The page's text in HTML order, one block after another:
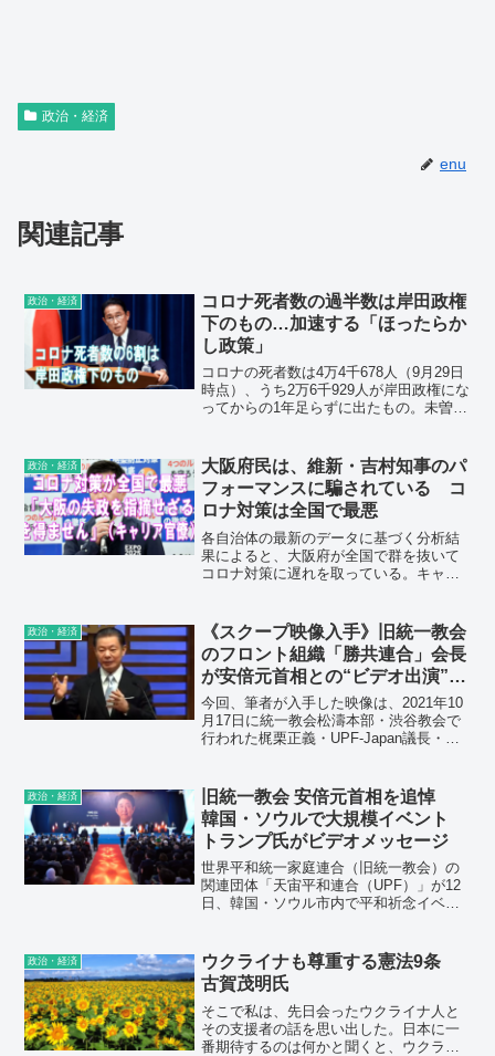
政治・経済
enu
関連記事
政治・経済
コロナ死者数の過半数は岸田政権
下のもの…加速する「ほったらか
し政策」
コロナの死者数は4万4千678人（9月29日
時点）、うち2万6千929人が岸田政権にな
ってからの1年足らずに出たもの。未曽有
を許してはならない。
政治・経済
大阪府民は、維新・吉村知事のパ
フォーマンスに騙されている コ
ロナ対策は全国で最悪
各自治体の最新のデータに基づく分析結
果によると、大阪府が全国で群を抜いて
コロナ対策に遅れを取っている。キャリ
邸で配布されました。この資料のなかで
は、重症者数は1月1日～1月30日までの累
計で大阪が5216に対し、東京が244人
（都の基準による）、死者数は大阪が東
京の2倍と突出して多いのです。米軍基地
の存在といった明確な事情がある沖縄や
広島などはともかく、同じ大都市である
東京と大阪でここまで有意な違いが出て
を得ません。」と解説する。
政治・経済
《スクープ映像入手》旧統一教会
のフロント組織「勝共連合」会長
が安倍元首相との“ビデオ出演”交
渉の裏話を激白
今回、筆者が入手した映像は、2021年10
月17日に統一教会松濤本部・渋谷教会で
行われた梶栗正義・UPF-Japan議長・国
像の中で梶栗氏は、ひと月前の9月12日に
韓国で開かれた「希望前進大会」に安倍
氏がビデオ登壇した裏側を明かしてい
た。
政治・経済
旧統一教会 安倍元首相を追悼
韓国・ソウルで大規模イベント
トランプ氏がビデオメッセージ
世界平和統一家庭連合（旧統一教会）の
関連団体「天宙平和連合（UPF）」が12
日、韓国・ソウル市内で平和祈念イベン
ランプ前米大統領も約10分のビデオメッ
セージで登場。国内の反応は「統一教会
の世界葬をしたんで、日本の国葬はもう
不要だよね」
政治・経済
ウクライナも尊重する憲法9条
古賀茂明氏
そこで私は、先日会ったウクライナ人と
その支援者の話を思い出した。日本に一
番期待するのは何かと聞くと、ウクライ